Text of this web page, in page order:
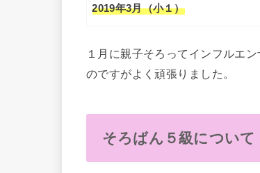
2019年3月（小１）
１月に親子そろってインフルエ
のですがよく頑張りました。
そろばん５級について